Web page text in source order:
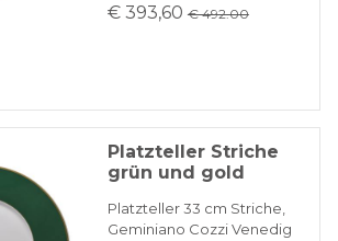
€ 393,60 € 492.00
Platzteller Striche
grün und gold
Platzteller 33 cm Striche,
Geminiano Cozzi Venedig